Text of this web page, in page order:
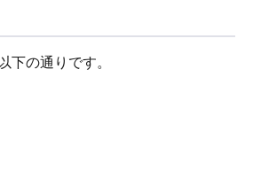
下の通りです。